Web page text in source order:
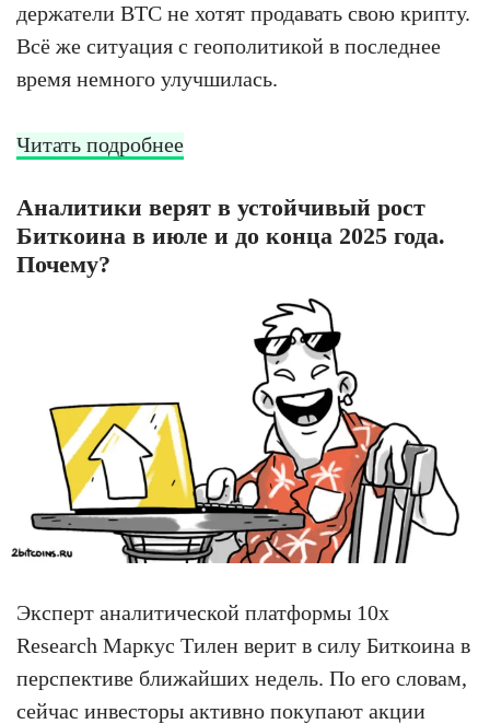
держатели BTC не хотят продавать свою крипту.
Всё же ситуация с геополитикой в последнее
время немного улучшилась.
Читать подробнее
Аналитики верят в устойчивый рост
Биткоина в июле и до конца 2025 года.
Почему?
Эксперт аналитической платформы 10x
Research Маркус Тилен верит в силу Биткоина в
перспективе ближайших недель. По его словам,
сейчас инвесторы активно покупают акции